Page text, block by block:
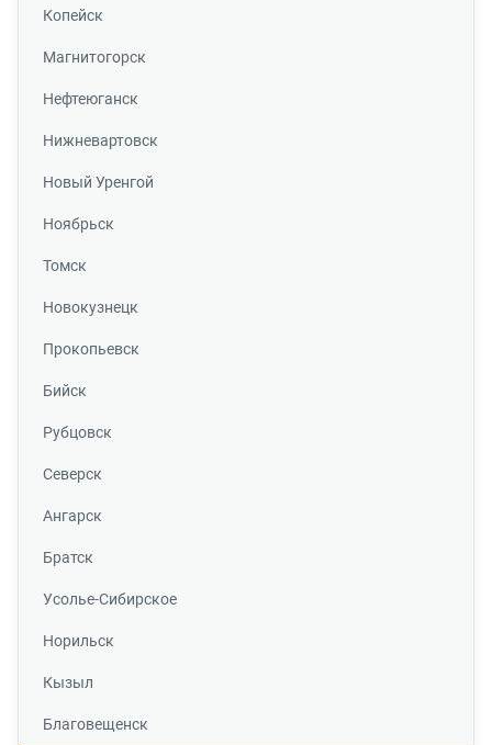
Копейск
Магнитогорск
Нефтеюганск
Нижневартовск
Новый Уренгой
Ноябрьск
Томск
Новокузнецк
Прокопьевск
Бийск
Рубцовск
Северск
Ангарск
Братск
Усолье-Сибирское
Норильск
Кызыл
Благовещенск